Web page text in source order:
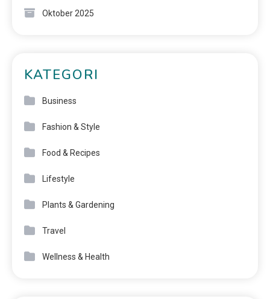
Oktober 2025
KATEGORI
Business
Fashion & Style
Food & Recipes
Lifestyle
Plants & Gardening
Travel
Wellness & Health